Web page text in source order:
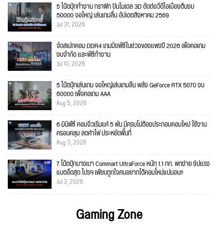
5 โน้ตบุ๊กทำงาน กราฟิก ปั้นโมเดล 3D ตัดต่อวีดีโอเบื้องต้นงบ
50000 จอใหญ่ เล่นเกมลื่น อัปเดตสิงหาคม 2569
Jul 31, 2026
จัดสเปกคอม DDR4 เกมมิ่งพีซีในช่วงของแพงปี 2026 เพื่อคอเกม
งบจำกัด และพีซีทำงาน
Jul 10, 2026
5 โน้ตบุ๊กเล่นเกม จอใหญ่เล่นเกมลื่น พลัง GeForce RTX 5070 งบ
60000 เพื่อคอเกม AAA
Aug 5, 2026
6 มินิพีซี คอมจิ๋วเริ่มแค่ 5 พัน มีครบไม่ต้องประกอบคอมใหม่ ใช้งาน
ครอบคลุม ลดค่าไฟ ประหยัดพื้นที่
Aug 3, 2026
7 โน้ตบุ๊กบางเบา Commart UltraForce หนัก 1.1 กก. พกง่าย ชิปแรง
แบตอึดสุด โปรฯ เพียบถูกใจคนอยากได้คอมใ่หม่แน่นอน!!
Jul 3, 2026
Gaming Zone